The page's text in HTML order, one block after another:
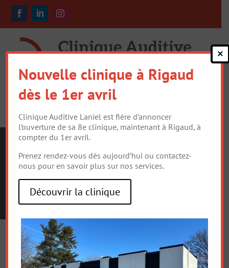
QUELQUES LIENS
UTILES
Nouvelle clinique à Rigaud
dès le 1er avril
Clinique Auditive Laniel est fière d’annoncer
l’ouverture de sa 8e clinique, maintenant à Rigaud, à
compter du 1er avril.
Prenez rendez-vous dès aujourd’hui ou contactez-
nous pour en savoir plus sur nos services.
Découvrir la clinique
×